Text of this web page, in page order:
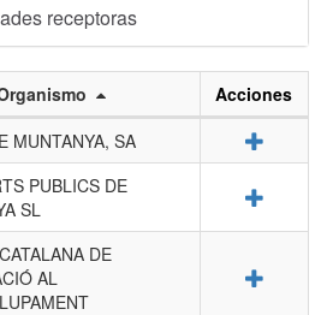
receptoras
Acciones
MUNTANYA, SA
PUBLICS DE
SL
DE
AL